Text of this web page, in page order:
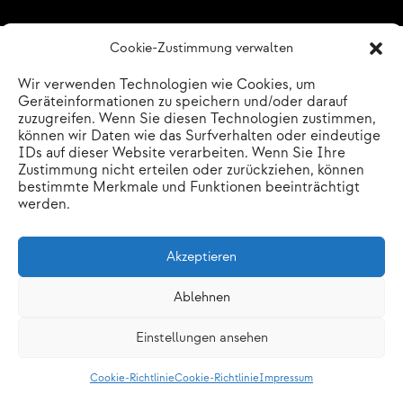
Cookie-Zustimmung verwalten
Wir verwenden Technologien wie Cookies, um
Geräteinformationen zu speichern und/oder darauf
zuzugreifen. Wenn Sie diesen Technologien zustimmen,
können wir Daten wie das Surfverhalten oder eindeutige
IDs auf dieser Website verarbeiten. Wenn Sie Ihre
Zustimmung nicht erteilen oder zurückziehen, können
bestimmte Merkmale und Funktionen beeinträchtigt
werden.
Akzeptieren
Ablehnen
Einstellungen ansehen
Cookie-RichtlinieCookie-RichtlinieImpressum